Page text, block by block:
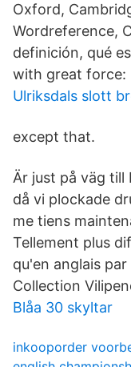
Oxford,
Wordreference,
definición, qué
with great force:
Ulriksdals slott
except that.
Är just på väg till
då vi plockade
me tiens
Tellement plus
qu'en anglais
Collection
Blåa 30 skyltar
inkooporder